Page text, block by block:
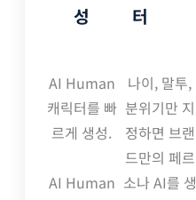
성
AI Human
캐릭터를 빠
르게 생성.
AI Human
터
나이, 말투,
분위기만 지
정하면 브랜
드만의 페르
소나 AI를 생